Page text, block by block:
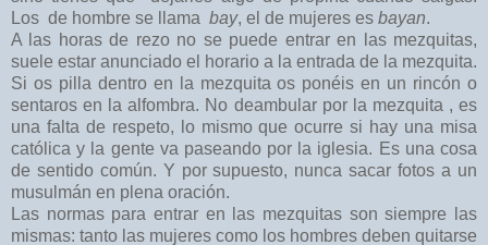
Los de hombre se llama bay, el de mujeres es bayan.
A las horas de rezo no se puede entrar en las mezquitas,
suele estar anunciado el horario a la entrada de la mezquita.
Si os pilla dentro en la mezquita os ponéis en un rincón o
sentaros en la alfombra. No deambular por la mezquita , es
una falta de respeto, lo mismo que ocurre si hay una misa
católica y la gente va paseando por la iglesia. Es una cosa
de sentido común. Y por supuesto, nunca sacar fotos a un
musulmán en plena oración.
Las normas para entrar en las mezquitas son siempre las
mismas: tanto las mujeres como los hombres deben quitarse